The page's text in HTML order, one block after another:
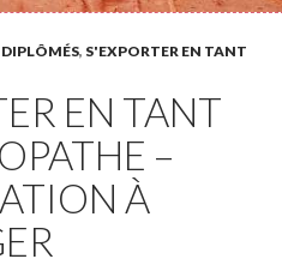
, S'EXPORTER EN TANT
EN TANT
–
À